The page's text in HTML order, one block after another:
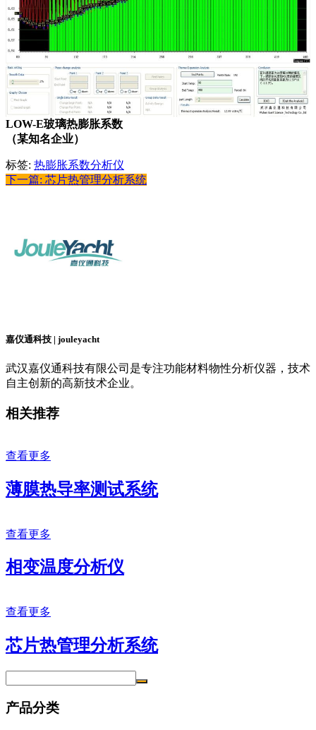
LOW-E玻璃热膨胀系数
（某知名企业）
标签: 热膨胀系数分析仪
下一篇: 芯片热管理分析系统
嘉仪通科技 | jouleyacht
武汉嘉仪通科技有限公司是专注功能材料物性分析仪器，技术
自主创新的高新技术企业。
相关推荐
查看更多
薄膜热导率测试系统
查看更多
相变温度分析仪
查看更多
芯片热管理分析系统
产品分类